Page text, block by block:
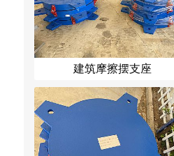
建筑摩擦摆支座